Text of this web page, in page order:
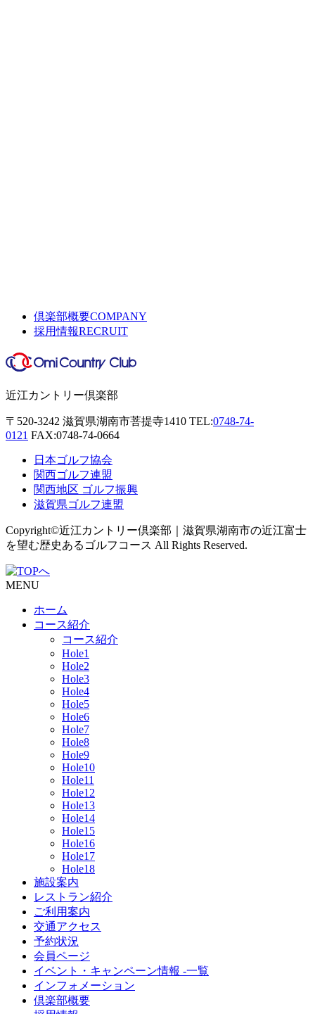
倶楽部概要COMPANY
採用情報RECRUIT
近江カントリー倶楽部
〒520-3242 滋賀県湖南市菩提寺1410 TEL:0748-74-
0121 FAX:0748-74-0664
日本ゴルフ協会
関西ゴルフ連盟
関西地区 ゴルフ振興
滋賀県ゴルフ連盟
Copyright©近江カントリー倶楽部｜滋賀県湖南市の近江富士
を望む歴史あるゴルフコース All Rights Reserved.
MENU
ホーム
コース紹介
コース紹介
Hole1
Hole2
Hole3
Hole4
Hole5
Hole6
Hole7
Hole8
Hole9
Hole10
Hole11
Hole12
Hole13
Hole14
Hole15
Hole16
Hole17
Hole18
施設案内
レストラン紹介
ご利用案内
交通アクセス
予約状況
会員ページ
イベント・キャンペーン情報 -一覧
インフォメーション
倶楽部概要